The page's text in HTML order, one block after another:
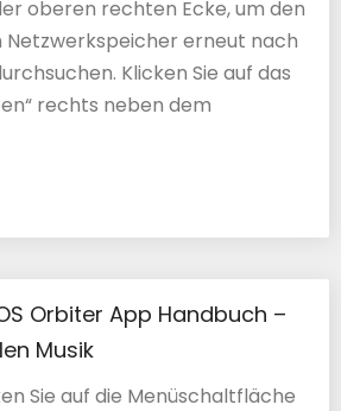
oberen rechten Ecke, um den
Netzwerkspeicher erneut nach
Klicken Sie auf das
rechts neben dem
Orbiter App Handbuch –
Musik
Sie auf die Menüschaltfläche